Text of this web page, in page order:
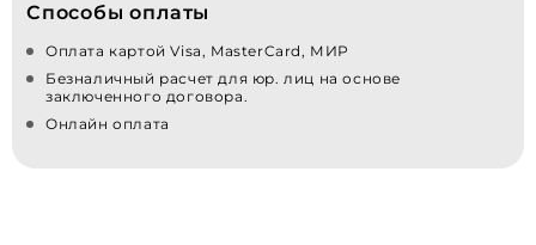
Способы оплаты
Оплата картой Visa, MasterCard, МИР
Безналичный расчет для юр. лиц на основе
заключенного договора.
Онлайн оплата